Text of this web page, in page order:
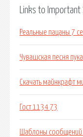
Links to
Реальные пацаны 7
Чувашская песня
Скачать майнкрафт
Гост 1134 73
Шаблоны сообщений